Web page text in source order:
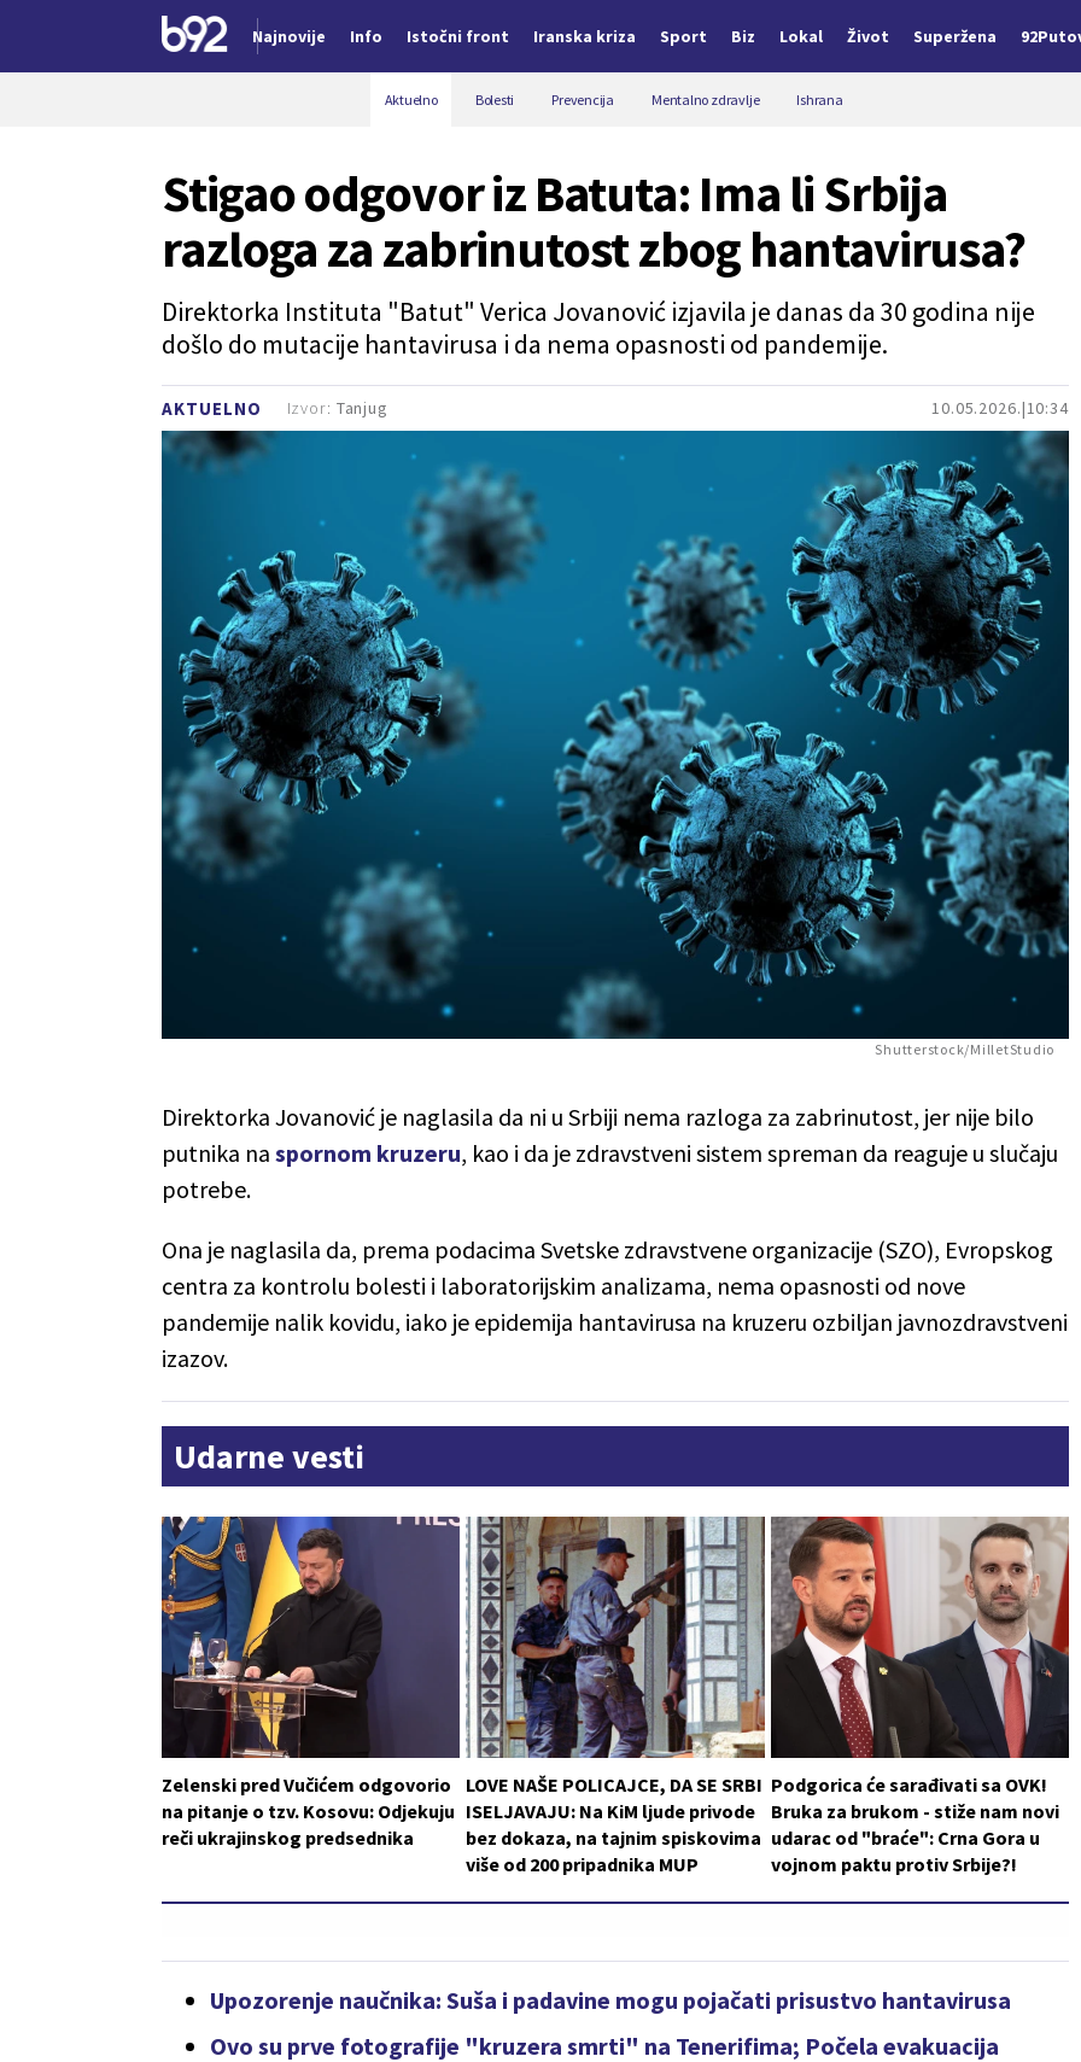
Najnovije Info Istočni front Iranska kriza Sport Biz Lokal Život Superžena
Aktuelno Bolesti Prevencija Mentalno zdravlje Ishrana
AKTUELNO 10.05.2026. 10:34
Stigao odgovor iz Batuta: Ima li Srbija
razloga za zabrinutost zbog hantavirusa?
Direktorka Instituta "Batut" Verica Jovanović izjavila je danas da 30 godina nije
došlo do mutacije hantavirusa i da nema opasnosti od pandemije.
Izvor: Tanjug
Shutterstock/MilletStudio
Direktorka Jovanović je naglasila da ni u Srbiji nema razloga za zabrinutost, jer nije bilo
putnika na spornom kruzeru, kao i da je zdravstveni sistem spreman da reaguje u slučaju
potrebe.
Ona je naglasila da, prema podacima Svetske zdravstvene organizacije (SZO), Evropskog
centra za kontrolu bolesti i laboratorijskim analizama, nema opasnosti od nove
pandemije nalik kovidu, iako je epidemija hantavirusa na kruzeru ozbiljan javnozdravstveni
izazov.
Udarne vesti
Zelenski pred Vučićem odgovorio
na pitanje o tzv. Kosovu: Odjekuju
reči ukrajinskog predsednika
LOVE NAŠE POLICAJCE, DA SE SRBI
ISELJAVAJU: Na KiM ljude privode
bez dokaza, na tajnim spiskovima
više od 200 pripadnika MUP
Podgorica će sarađivati sa OVK!
Bruka za brukom - stiže nam novi
udarac od "braće": Crna Gora u
vojnom paktu protiv Srbije?!
Upozorenje naučnika: Suša i padavine mogu pojačati prisustvo hantavirusa
Ovo su prve fotografije "kruzera smrti" na Tenerifima; Počela evakuacija